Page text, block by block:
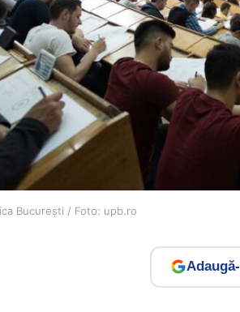
București / Foto: upb.ro